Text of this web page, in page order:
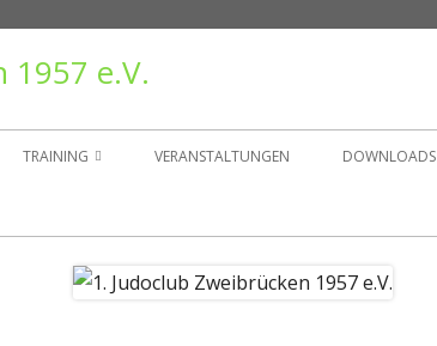
1957 e.V.
TRAINING VERANSTALTUNGEN DOWNLOADS